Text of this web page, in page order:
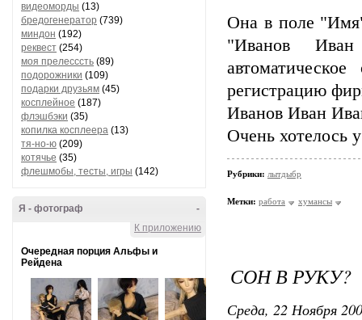
видеоморды (13)
бредогенератор (739)
миндон (192)
реквест (254)
моя прелесссть (89)
подорожники (109)
подарки друзьям (45)
косплейное (187)
флэшбэки (35)
копилка косплеера (13)
тя-но-ю (209)
котячье (35)
флешмобы, тесты, игры (142)
-
Я - фотограф
К приложению
Очередная порция Альфы и
Рейдена
Она в поле
"Иванов
регистрацию
Иванов Иван
Очень хотелось
Рубрики: лытдыбр
Метки: работа хумансы
СОН В РУКУ?
Среда, 22 Ноября